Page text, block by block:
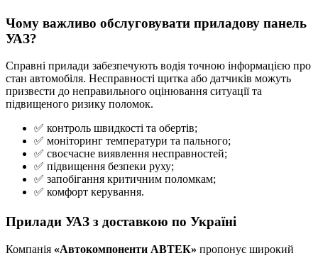
Чому важливо обслуговувати приладову панель
УАЗ?
Справні прилади забезпечують водія точною інформацією про
стан автомобіля. Несправності щитка або датчиків можуть
призвести до неправильного оцінювання ситуації та
підвищеного ризику поломок.
✅ контроль швидкості та обертів;
✅ моніторинг температури та пального;
✅ своєчасне виявлення несправностей;
✅ підвищення безпеки руху;
✅ запобігання критичним поломкам;
✅ комфорт керування.
Прилади УАЗ з доставкою по Україні
Компанія «Автокомпоненти АВТЕК» пропонує широкий